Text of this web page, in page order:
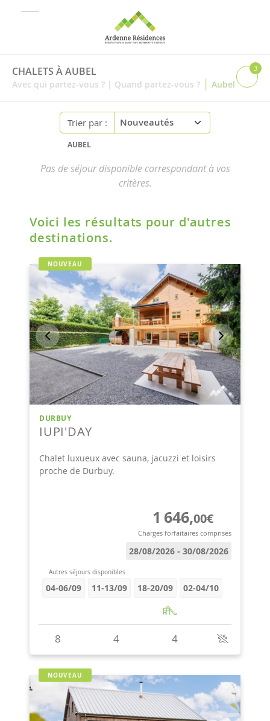
CHALETS À AUBEL
Avec qui partez-vous ? | Quand partez-vous ? | Aubel
3
Trier par :
AUBEL
Pas de séjour disponible correspondant à vos
critères.
Voici les résultats pour d'autres
destinations.